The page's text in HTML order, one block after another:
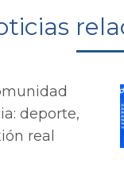
deporte,
real